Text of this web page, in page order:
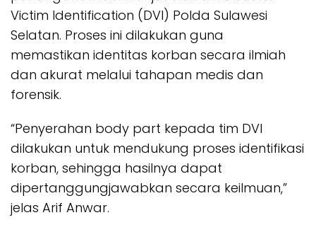
Victim Identification (DVI) Polda Sulawesi
Selatan. Proses ini dilakukan guna
memastikan identitas korban secara ilmiah
dan akurat melalui tahapan medis dan
forensik.
“Penyerahan body part kepada tim DVI
dilakukan untuk mendukung proses identifikasi
korban, sehingga hasilnya dapat
dipertanggungjawabkan secara keilmuan,”
jelas Arif Anwar.